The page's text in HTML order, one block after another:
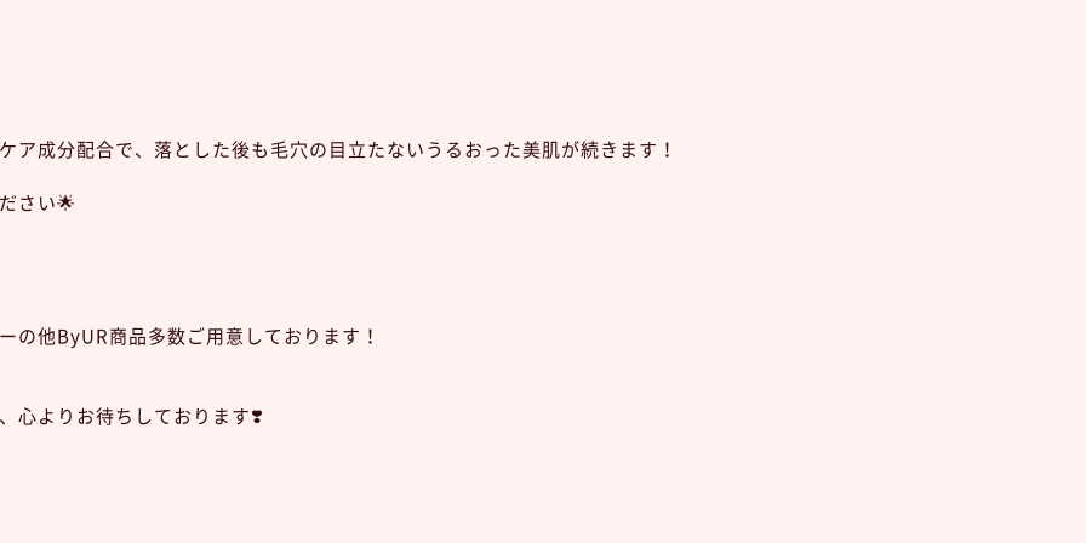
ア成分配合で、落とした後も毛穴の目立たないうるおった美肌が続きます！
さい🌟
の他ByUR商品多数ご用意しております！
心よりお待ちしております❣️